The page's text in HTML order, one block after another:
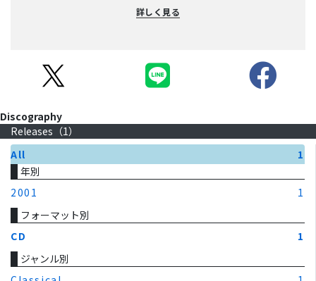
詳しく見る
Discography
Releases（1）
All
1
年別
2001
1
フォーマット別
CD
1
ジャンル別